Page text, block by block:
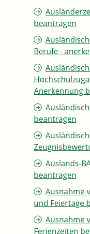
beantragen
Berufe -
Anerkennung
beantragen
Auslands-
beantragen
Ausnahme
und Feiertage
Ausnahme
Ferienzeiten